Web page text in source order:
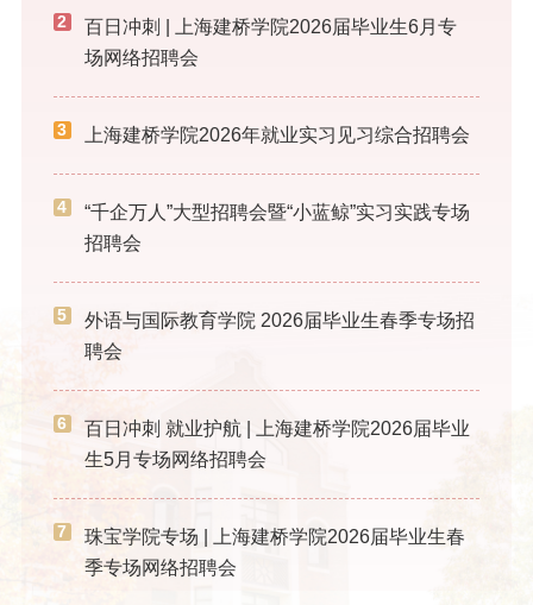
2
百日冲刺 | 上海建桥学院2026届毕业生6月专
场网络招聘会
3 上海建桥学院2026年就业实习见习综合招聘会
4
“千企万人”大型招聘会暨“小蓝鲸”实习实践专场
招聘会
5
外语与国际教育学院 2026届毕业生春季专场招
聘会
6
百日冲刺 就业护航 | 上海建桥学院2026届毕业
生5月专场网络招聘会
7
珠宝学院专场 | 上海建桥学院2026届毕业生春
季专场网络招聘会